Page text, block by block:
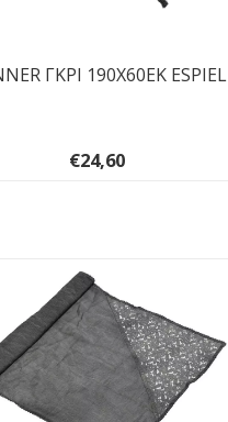
ΓΚΡΙ 190Χ60ΕΚ ESPIEL
€24,60